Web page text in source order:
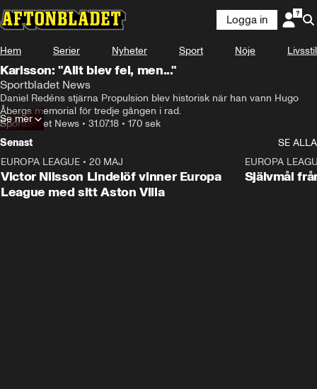
Logga in
Hem Serier Nyheter Sport Nöje Livsstil
Karlsson: "Allt blev fel, men..."
Sportbladet News
Daniel Redéns stjärna Propulsion blev historisk när han vann Hugo
Åbergs memorial för tredje gången i rad.
Sportbladet News • 31.07.18 • 170 sek
Se mer
Senast
SE ALLA
EUROPA LEAGUE • 20 MAJ
Victor Nilsson Lindelöf vinner Europa
League med sitt Aston Villa
EUROPA
Självmål